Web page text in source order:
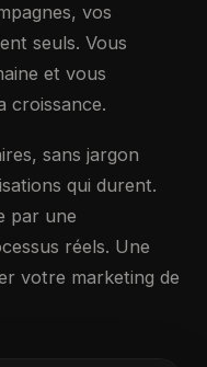
vos
seuls. Vous
et vous
croissance.
sans jargon
qui durent.
par une
réels. Une
votre marketing de